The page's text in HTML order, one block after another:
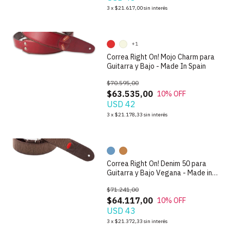
3 x $21.617,00sin interés
Correa Right On! Mojo Charm para
Guitarra y Bajo - Made In Spain
$63.535,00
$70.595,00
10% OFF
USD 42
3 x $21.178,33 sin interés
+1
Correa Right On! Denim 50 para
Guitarra y Bajo Vegana - Made in
$64.117,00
$71.241,00
10% OFF
USD 43
3 x $21.372,33 sin interés